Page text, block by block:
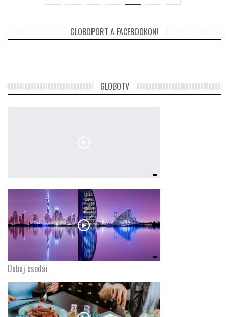
GLOBOPORT A FACEBOOKON!
GLOBOTV
Dubaj csodái